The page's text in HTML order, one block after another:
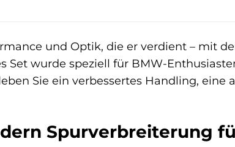
und Optik, die er verdient – mit
Set wurde speziell für BMW-
Sie ein verbessertes Handling, eine
Spurverbreiterung